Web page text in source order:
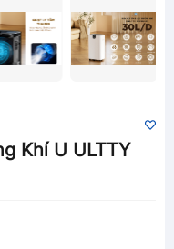
Khí U ULTTY